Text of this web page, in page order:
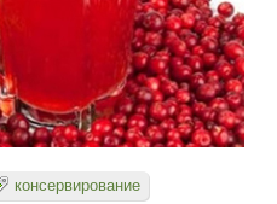
консервирование